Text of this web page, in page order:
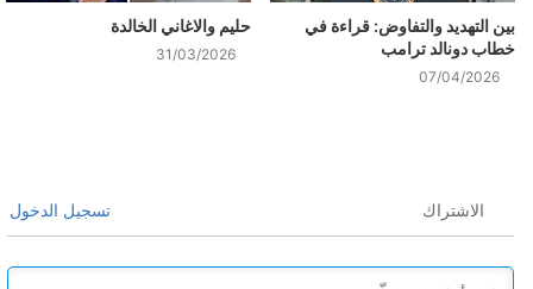
بين التهديد والتفاوض: قراءة في
خطاب دونالد ترامب
07/04/2026
حليم والاغاني الخالدة
31/03/2026
الاشتراك تسجيل الدخول